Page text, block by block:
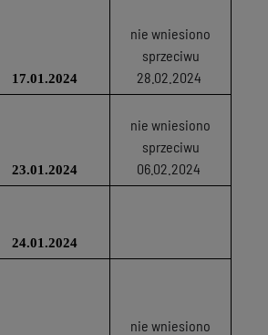
17.01.2024
nie wniesiono
sprzeciwu
28.02.2024
23.01.2024
nie wniesiono
sprzeciwu
06.02.2024
24.01.2024
nie wniesiono